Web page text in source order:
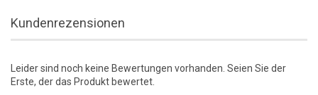
Kundenrezensionen
Leider sind noch keine Bewertungen vorhanden. Seien Sie der
Erste, der das Produkt bewertet.